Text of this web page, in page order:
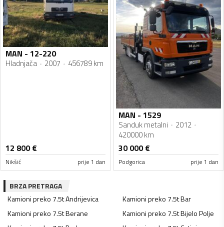
MAN - 12-220
Hladnjača 2007 456789 km
12 800€
Nikšić prije 1 dan
MAN - 1529
Sanduk metalni
2012
420000 km
30 000€
Podgorica prije 1 dan
BRZA PRETRAGA
Kamioni preko 7.5tAndrijevica Kamioni preko 7.5tBar
Kamioni preko 7.5tBerane Kamioni preko 7.5tBijelo Polje